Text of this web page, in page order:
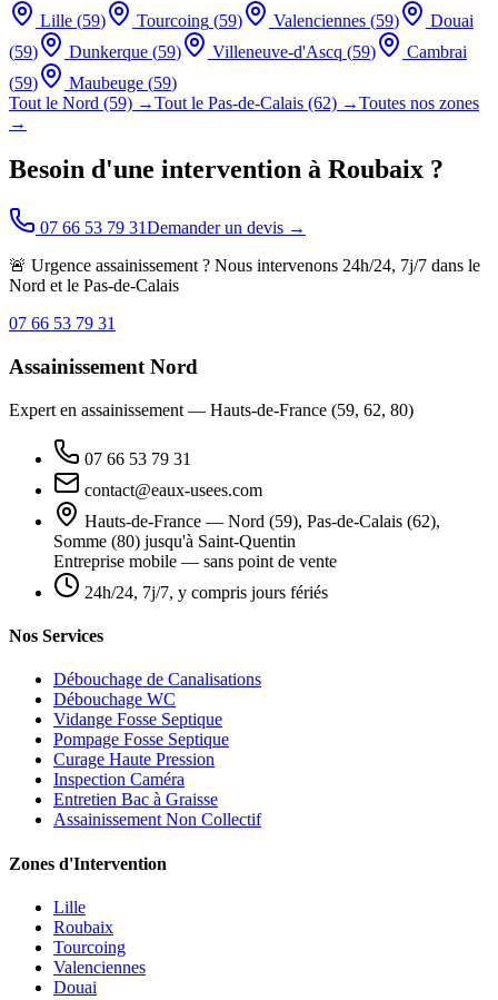
Lille (59) Tourcoing (59) Valenciennes (59)
Douai
(59) Dunkerque (59) Villeneuve-d'Ascq (59)
Cambrai
(59) Maubeuge (59)
Tout le Nord (59) →Tout le Pas-de-Calais (62) →Toutes nos zones
→
Besoin d'une intervention à Roubaix ?
07 66 53 79 31Demander un devis →
🚨 Urgence assainissement ? Nous intervenons 24h/24, 7j/7 dans le
Nord et le Pas-de-Calais
07 66 53 79 31
Assainissement Nord
Expert en assainissement — Hauts-de-France (59, 62, 80)
07 66 53 79 31
contact@eaux-usees.com
Hauts-de-France — Nord (59), Pas-de-Calais (62),
Somme (80) jusqu'à Saint-Quentin
Entreprise mobile — sans point de vente
24h/24, 7j/7, y compris jours fériés
Nos Services
Débouchage de Canalisations
Débouchage WC
Vidange Fosse Septique
Pompage Fosse Septique
Curage Haute Pression
Inspection Caméra
Entretien Bac à Graisse
Assainissement Non Collectif
Zones d'Intervention
Lille
Roubaix
Tourcoing
Valenciennes
Douai